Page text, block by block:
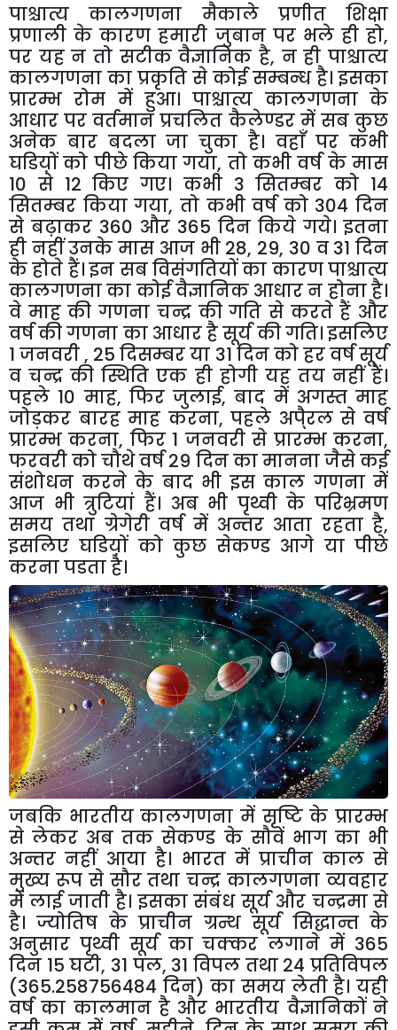
पाश्चात्य कालगणना मैकाले प्रणीत शिक्षा
प्रणाली के कारण हमारी जुबान पर भले ही हो,
पर यह न तो सटीक वैज्ञानिक है, न ही पाश्चात्य
कालगणना का प्रकृति से कोई सम्बन्ध है। इसका
प्रारम्भ रोम में हुआ। पाश्चात्य कालगणना के
आधार पर वर्तमान प्रचलित कैलेण्डर में सब कुछ
अनेक बार बदला जा चुका है। वहाँ पर कभी
घडिय़ों को पीछे किया गया, तो कभी वर्ष के मास
10 से 12 किए गए। कभी 3 सितम्बर को 14
सितम्बर किया गया, तो कभी वर्ष को 304 दिन
से बढ़ाकर 360 और 365 दिन किये गये। इतना
ही नहीं उनके मास आज भी 28, 29, 30 व 31 दिन
के होते हैं। इन सब विसंगतियों का कारण पाश्चात्य
कालगणना का कोई वैज्ञानिक आधार न होना है।
वे माह की गणना चन्द्र की गति से करते हैं और
वर्ष की गणना का आधार है सूर्य की गति। इसलिए
1 जनवरी , 25 दिसम्बर या 31 दिन को हर वर्ष सूर्य
व चन्द्र की स्थिति एक ही होगी यह तय नहीं हैं।
पहले 10 माह, फिर जुलाई, बाद में अगस्त माह
जोड़कर बारह माह करना, पहले अपै्रल से वर्ष
प्रारम्भ करना, फिर 1 जनवरी से प्रारम्भ करना,
फरवरी को चौथे वर्ष 29 दिन का मानना जैसे कई
संशोधन करने के बाद भी इस काल गणना में
आज भी त्रुटियां हैं। अब भी पृथ्वी के परिभ्रमण
समय तथा ग्रेगेरी वर्ष में अन्तर आता रहता है,
इसलिए घडिय़ों को कुछ सेकण्ड आगे या पीछे
करना पडता है।
जबकि भारतीय कालगणना में सृष्टि के प्रारम्भ
से लेकर अब तक सेकण्ड के सौवें भाग का भी
अन्तर नहीं आया है। भारत में प्राचीन काल से
मुख्य रूप से सौर तथा चन्द्र कालगणना व्यवहार
में लाई जाती है। इसका संबंध सूर्य और चन्द्रमा से
है। ज्योतिष के प्राचीन ग्रन्थ सूर्य सिद्धान्त के
अनुसार पृथ्वी सूर्य का चक्कर लगाने में 365
दिन 15 घटी, 31 पल, 31 विपल तथा 24 प्रतिविपल
(365.258756484 दिन) का समय लेती है। यही
वर्ष का कालमान है और भारतीय वैज्ञानिकों ने